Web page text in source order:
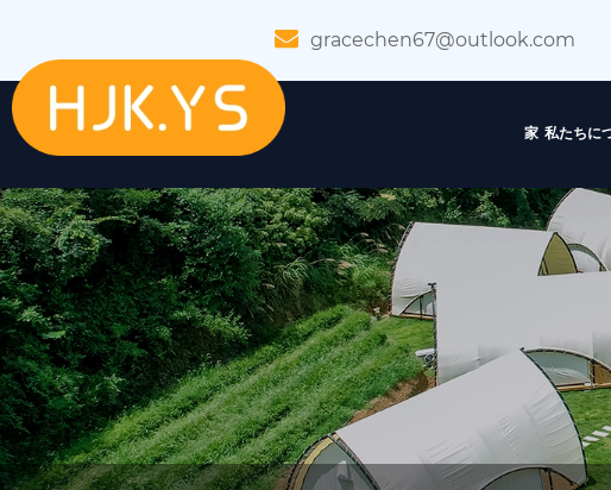
gracechen67@outlook.com
家 私たちに